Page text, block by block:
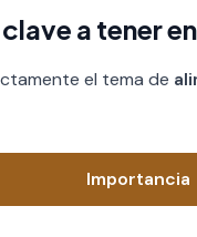
a tener
el tema de
Importancia